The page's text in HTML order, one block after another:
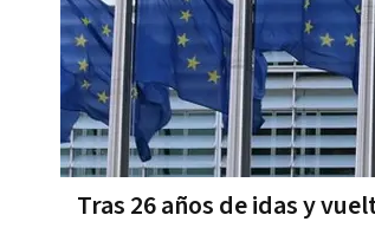
Tras 26 años de idas y